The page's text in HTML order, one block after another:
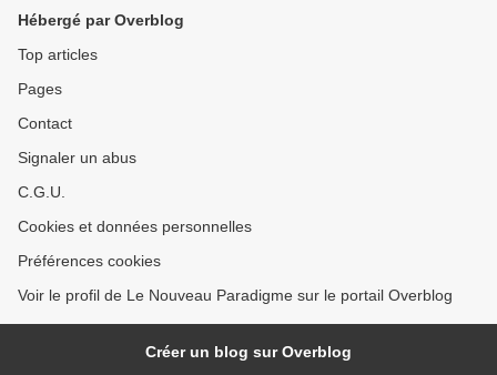
Hébergé par Overblog
Top articles
Pages
Contact
Signaler un abus
C.G.U.
Cookies et données personnelles
Préférences cookies
Voir le profil de Le Nouveau Paradigme sur le portail Overblog
Créer un blog sur Overblog